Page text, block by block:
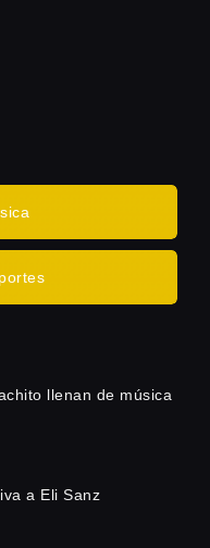
llenan de música
a Eli Sanz